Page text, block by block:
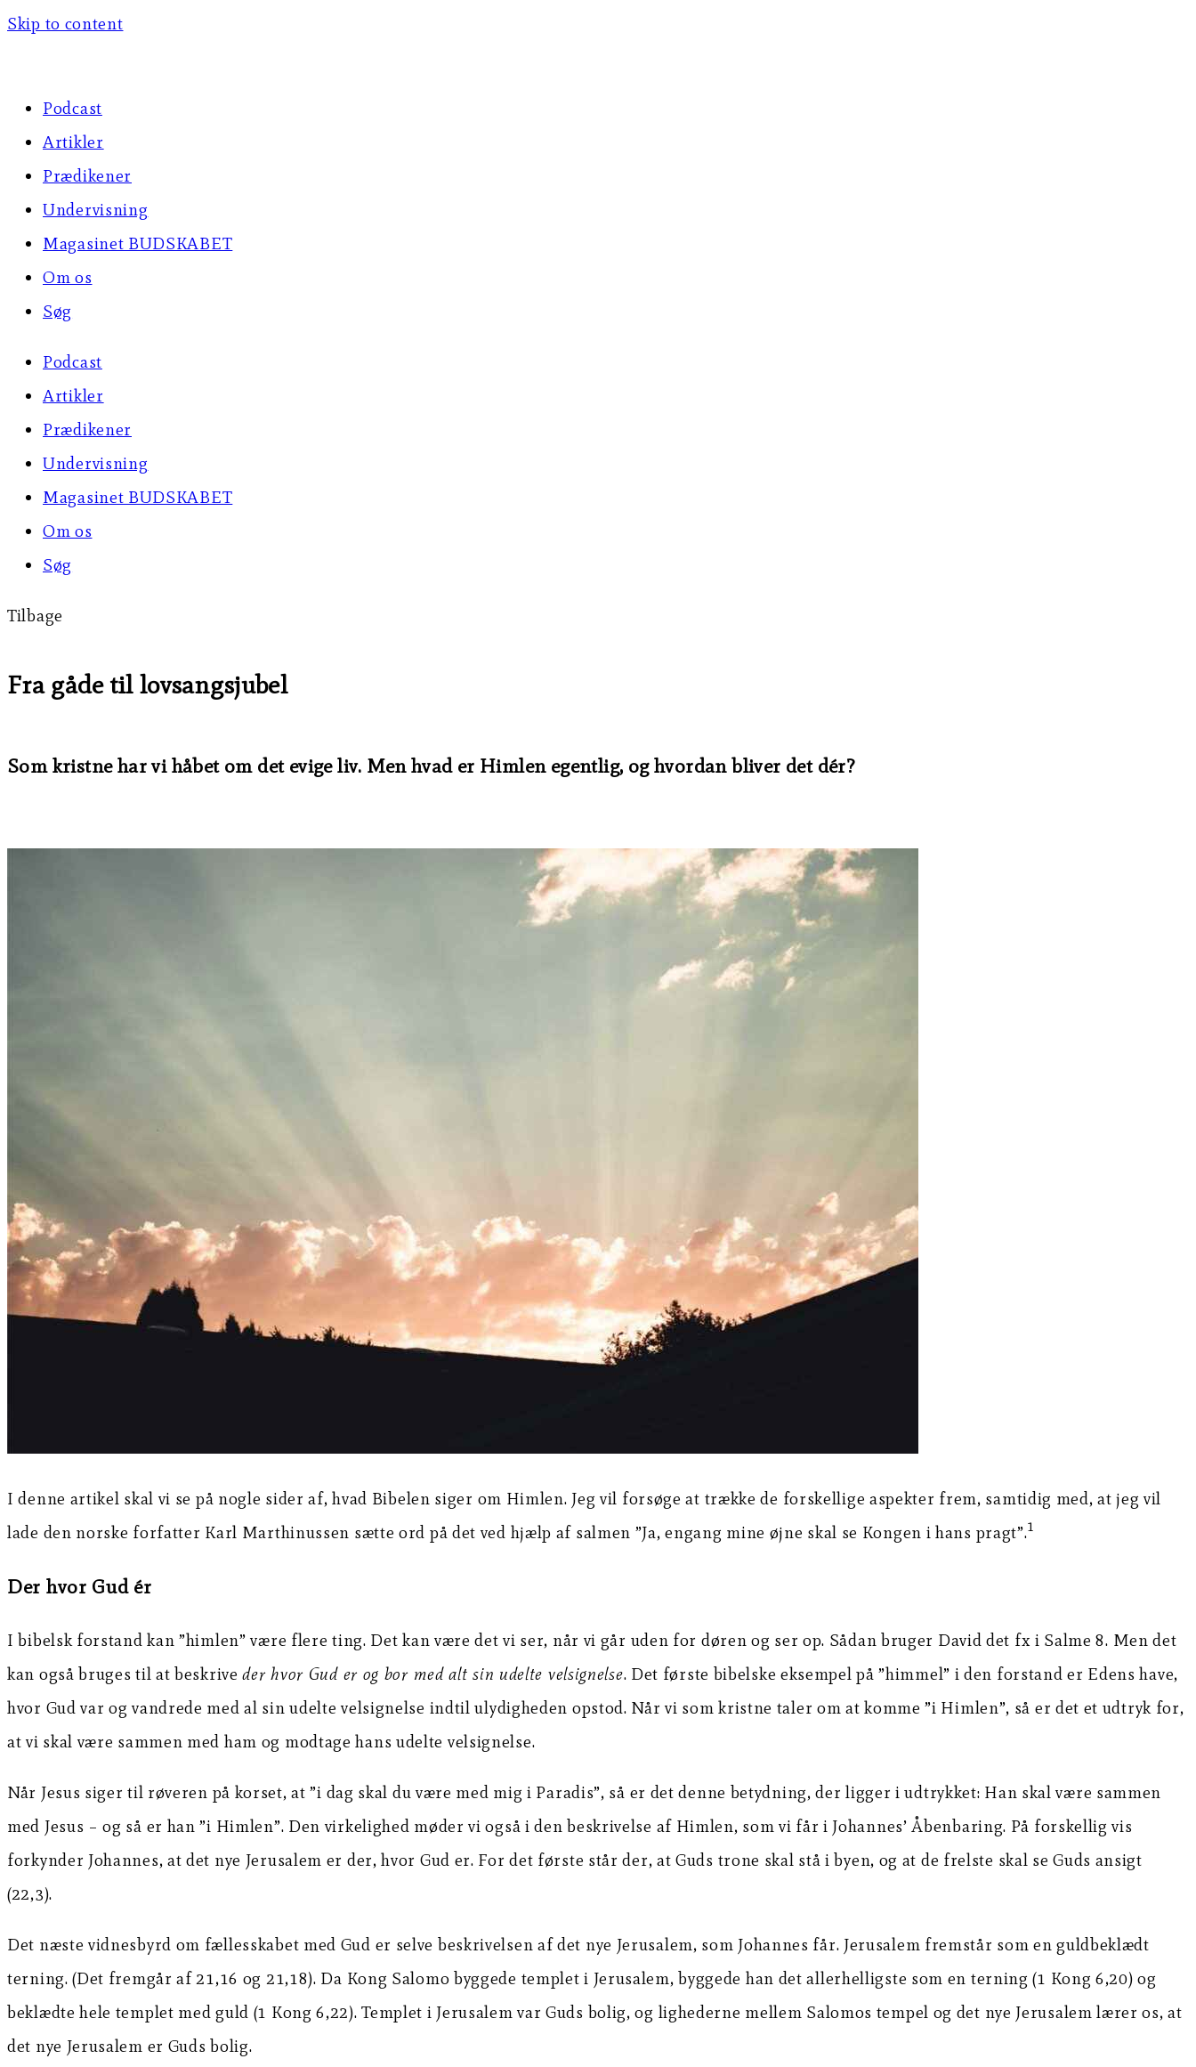
Skip to content
Podcast
Artikler
Prædikener
Undervisning
Magasinet BUDSKABET
Om os
Søg
Podcast
Artikler
Prædikener
Undervisning
Magasinet BUDSKABET
Om os
Søg
Tilbage
Fra gåde til lovsangsjubel
Som kristne har vi håbet om det evige liv. Men hvad er Himlen egentlig, og hvordan bliver det dér?
I denne artikel skal vi se på nogle sider af, hvad Bibelen siger om Himlen. Jeg vil forsøge at trække de forskellige aspekter frem, samtidig med, at jeg vil
lade den norske forfatter Karl Marthinussen sætte ord på det ved hjælp af salmen ”Ja, engang mine øjne skal se Kongen i hans pragt”.1
Der hvor Gud ér
I bibelsk forstand kan ”himlen” være flere ting. Det kan være det vi ser, når vi går uden for døren og ser op. Sådan bruger David det fx i Salme 8. Men det
kan også bruges til at beskriveder hvor Gud er og bor med alt sin udelte velsignelse. Det første bibelske eksempel på ”himmel” i den forstand er Edens have,
hvor Gud var og vandrede med al sin udelte velsignelse indtil ulydigheden opstod. Når vi som kristne taler om at komme ”i Himlen”, så er det et udtryk for,
at vi skal være sammen med ham og modtage hans udelte velsignelse.
Når Jesus siger til røveren på korset, at ”i dag skal du være med mig i Paradis”, så er det denne betydning, der ligger i udtrykket: Han skal være sammen
med Jesus – og så er han ”i Himlen”. Den virkelighed møder vi også i den beskrivelse af Himlen, som vi får i Johannes’ Åbenbaring. På forskellig vis
forkynder Johannes, at det nye Jerusalem er der, hvor Gud er. For det første står der, at Guds trone skal stå i byen, og at de frelste skal se Guds ansigt
(22,3).
Det næste vidnesbyrd om fællesskabet med Gud er selve beskrivelsen af det nye Jerusalem, som Johannes får. Jerusalem fremstår som en guldbeklædt
terning. (Det fremgår af 21,16 og 21,18). Da Kong Salomo byggede templet i Jerusalem, byggede han det allerhelligste som en terning (1 Kong 6,20) og
beklædte hele templet med guld (1 Kong 6,22). Templet i Jerusalem var Guds bolig, og lighederne mellem Salomos tempel og det nye Jerusalem lærer os, at
det nye Jerusalem er Guds bolig.